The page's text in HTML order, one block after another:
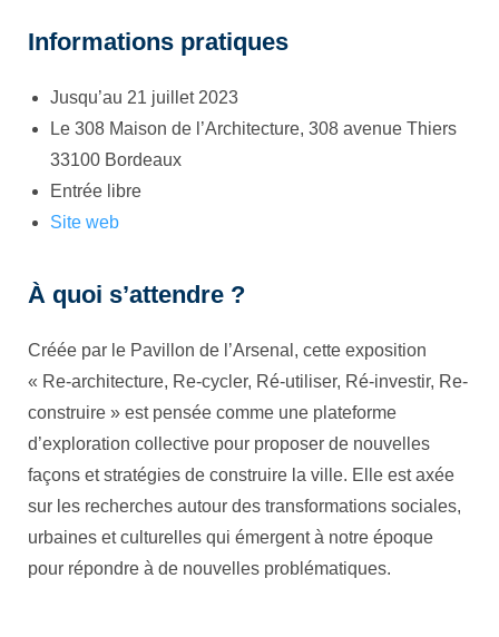
Informations pratiques
Jusqu’au 21 juillet 2023
Le 308 Maison de l’Architecture, 308 avenue Thiers
33100 Bordeaux
Entrée libre
Site web
À quoi s’attendre ?
Créée par le Pavillon de l’Arsenal, cette exposition
« Re-architecture, Re-cycler, Ré-utiliser, Ré-investir, Re-
construire » est pensée comme une plateforme
d’exploration collective pour proposer de nouvelles
façons et stratégies de construire la ville. Elle est axée
sur les recherches autour des transformations sociales,
urbaines et culturelles qui émergent à notre époque
pour répondre à de nouvelles problématiques.